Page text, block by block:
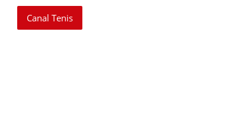
Canal Tenis